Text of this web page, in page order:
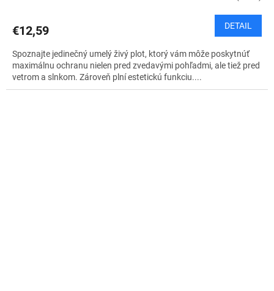
€12,59 DETAIL
Spoznajte jedinečný umelý živý plot, ktorý vám môže poskytnúť
maximálnu ochranu nielen pred zvedavými pohľadmi, ale tiež pred
vetrom a slnkom. Zároveň plní estetickú funkciu....